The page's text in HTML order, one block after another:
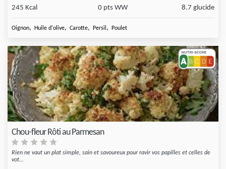
245 Kcal 0 pts WW 8.7 glucide
Oignon, Huile d'olive, Carotte, Persil , Poulet
Chou-fleur Rôti au Parmesan
Rien ne vaut un plat simple, sain et savoureux pour ravir vos papilles et celles de
vot...